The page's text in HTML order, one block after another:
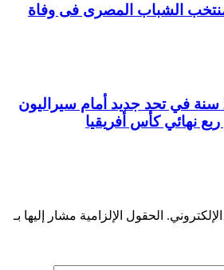
الشباب المصرى فى وفاة
منتخب مصر تحت 20 سنة في تحد جديد أمام سيراليون
نهائي كأس أفريقيا
الحقول الإلزامية مشار إليها بـ